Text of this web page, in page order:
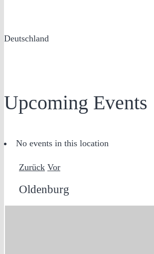
Deutschland
Upcoming Events
No events in this location
Zurück Vor
Oldenburg